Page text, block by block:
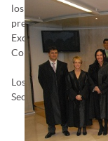
los Nuevos
presidido por la
Excma. Sra. Rosa
Colegio, Excmo. Sr.
Los nuevos
Secretaria Sra. Marta